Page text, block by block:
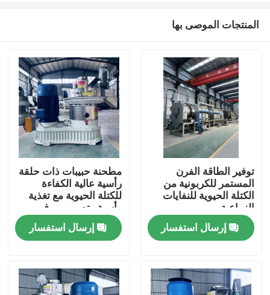
منزل
المنتجات
عرض الواقع الافتراضي
المنتجات الموصى بها
توفير الطاقة الفرن
المستمر للكربونية من
الكتلة الحيوية للنفايات
الزراعية
إرسال استفسار
مطحنة حبيبات ذات حلقة
رأسية عالية الكفاءة
للكتلة الحيوية مع تغذية
رأسية وتصميم موفر
للطاقة
إرسال استفسار